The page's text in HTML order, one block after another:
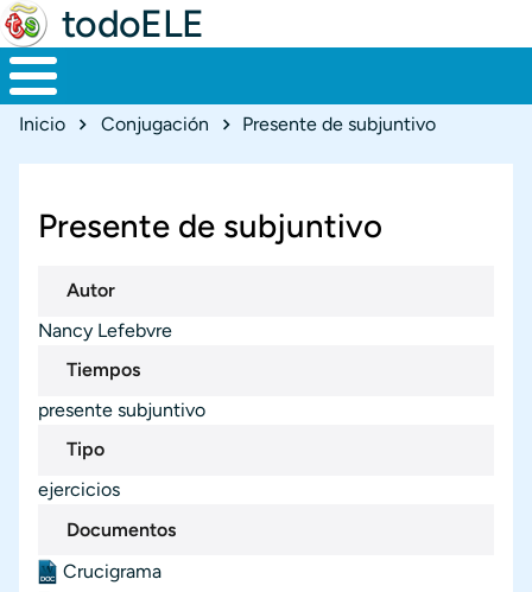
todoELE
Ruta de navegación
Inicio Conjugación Presente de subjuntivo
Presente de subjuntivo
Autor
Nancy Lefebvre
Tiempos
presente subjuntivo
Tipo
ejercicios
Documentos
Documento
Crucigrama